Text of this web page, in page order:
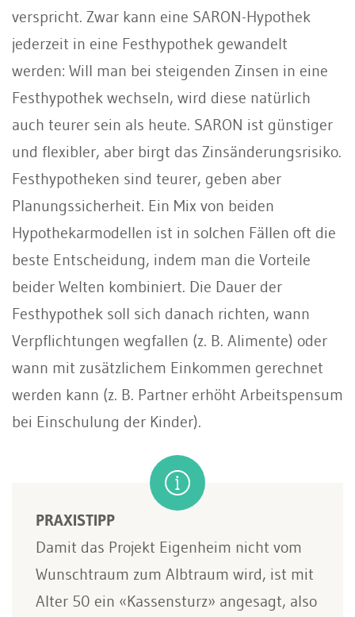
verspricht. Zwar kann eine SARON-Hypothek
jederzeit in eine Festhypothek gewandelt
werden: Will man bei steigenden Zinsen in eine
Festhypothek wechseln, wird diese natürlich
auch teurer sein als heute. SARON ist günstiger
und flexibler, aber birgt das Zinsänderungsrisiko.
Festhypotheken sind teurer, geben aber
Planungssicherheit. Ein Mix von beiden
Hypothekarmodellen ist in solchen Fällen oft die
beste Entscheidung, indem man die Vorteile
beider Welten kombiniert. Die Dauer der
Festhypothek soll sich danach richten, wann
Verpflichtungen wegfallen (z. B. Alimente) oder
wann mit zusätzlichem Einkommen gerechnet
werden kann (z. B. Partner erhöht Arbeitspensum
bei Einschulung der Kinder).
PRAXISTIPP
Damit das Projekt Eigenheim nicht vom
Wunschtraum zum Albtraum wird, ist mit
Alter 50 ein «Kassensturz» angesagt, also